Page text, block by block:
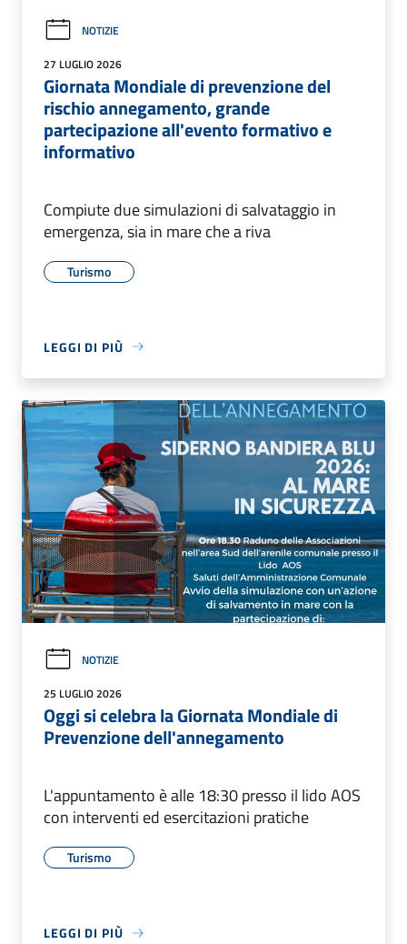
NOTIZIE
27 LUGLIO 2026
Giornata Mondiale di prevenzione del
rischio annegamento, grande
partecipazione all'evento formativo e
informativo
Compiute due simulazioni di salvataggio in
emergenza, sia in mare che a riva
Turismo
LEGGI DI PIÙ
NOTIZIE
25 LUGLIO 2026
Oggi si celebra la Giornata Mondiale di
Prevenzione dell'annegamento
L'appuntamento è alle 18:30 presso il lido AOS
con interventi ed esercitazioni pratiche
Turismo
LEGGI DI PIÙ